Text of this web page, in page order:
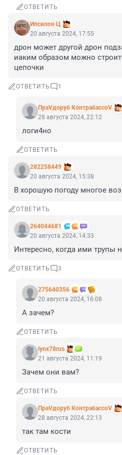
ОТВЕТИТЬ
Ипсилон Ц
20 августа 2024, 17:55
дрон может другой дрон
иаким образом можно
цепочки
ОТВЕТИТЬ 1
ПраVдоруб КонтрабассоV
28 августа 2024, 22:12
логи4но
ОТВЕТИТЬ
282258449
20 августа 2024, 15:38
В хорошую погоду многое
ОТВЕТИТЬ
264044681
20 августа 2024, 14:33
Интересно, когда ими трупы
ОТВЕТИТЬ 3
275640356
20 августа 2024, 16:08
А зачем?
ОТВЕТИТЬ
lynx78rus
21 августа 2024, 11:19
Зачем они вам?
ОТВЕТИТЬ
ПраVдоруб КонтрабассоV
28 августа 2024, 22:13
так там кости
ОТВЕТИТЬ